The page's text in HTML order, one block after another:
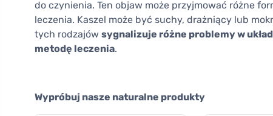
do czynienia. Ten objaw może przyjmować różne
leczenia. Kaszel może być suchy, drażniący lub
tych rodzajów sygnalizuje różne problemy w
metodę leczenia.
Wypróbuj nasze naturalne produkty